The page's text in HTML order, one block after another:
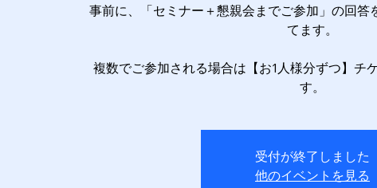
事前に、「セミナー＋懇親会までご参加」の回答
てます。
複数でご参加される場合は【お1人様分ずつ】チ
す。
受付が終了しました
他のイベントを見る